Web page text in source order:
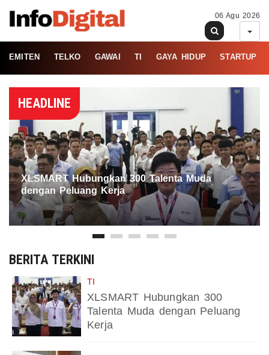
06 Agu 2026
EMITEN TELKO GAWAI TI GAYA HIDUP STARTUP
HEADLINE
XLSMART Hubungkan 300 Talenta Muda
dengan Peluang Kerja
BERITA TERKINI
TI
XLSMART Hubungkan 300
Talenta Muda dengan Peluang
Kerja